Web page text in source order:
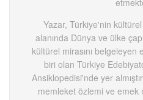
Yazar, Türkiye'nin
alanında Dünya ve ülke
kültürel mirasını belgeleyen
biri olan Türkiye
Ansiklopedisi'nde yer
memleket özlemi ve emek